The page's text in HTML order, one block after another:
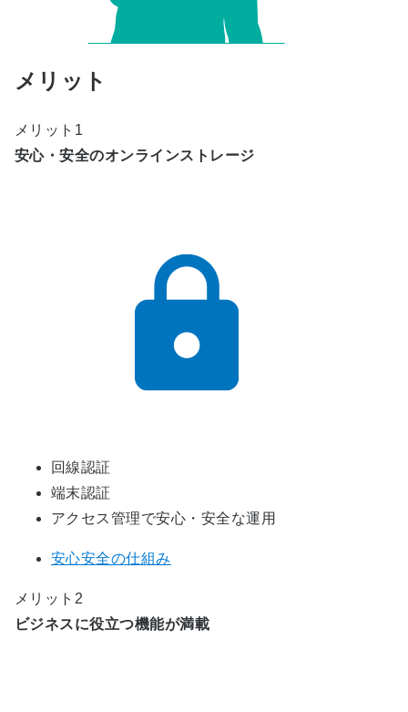
メリット
メリット1
安心・安全のオンラインストレージ
回線認証
端末認証
アクセス管理で安心・安全な運用
安心安全の仕組み
メリット2
ビジネスに役立つ機能が満載